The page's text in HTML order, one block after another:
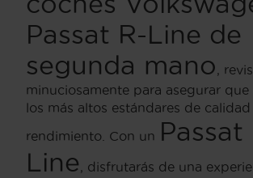
Passat R-Line de
segunda mano,
minuciosamente para asegurar
los más altos estándares de
rendimiento. Con un Passat
Line, disfrutarás de una